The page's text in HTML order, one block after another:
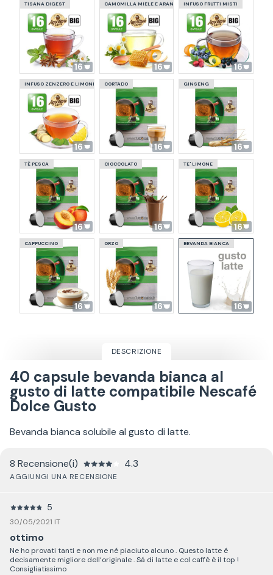
TISANA DIGEST
16
CAMOMILLA MIELE E ARANCIA
16
INFUSO FRUTTI MISTI
16
INFUSO ZENZERO E LIMONE
16
CORTADO
16
GINSENG
16
TÈ PESCA
16
CIOCCOLATO
16
TE' LIMONE
16
CAPPUCCINO
16
ORZO
16
BEVANDA BIANCA
16
DESCRIZIONE
40 capsule bevanda bianca al
gusto di latte compatibile Nescafé
Dolce Gusto
Bevanda bianca solubile al gusto di latte.
8 Recensione(i) 4.3
AGGIUNGI UNA RECENSIONE
5
30/05/2021 IT
ottimo
Ne ho provati tanti e non me né piaciuto alcuno . Questo latte é
decisamente migliore dell‘originale . Sá di latte e col caffè è il top !
Consigliatissimo